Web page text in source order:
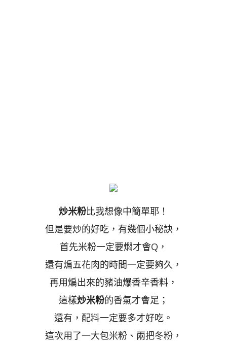
炒米粉比我想像中簡單耶！
但是要炒的好吃，有幾個小秘訣，
首先米粉一定要燜才會Q，
還有煸五花肉的時間一定要夠久，
再用煸出來的豬油爆香辛香料，
這樣炒米粉的香氣才會足；
還有，配料一定要多才好吃。
這次用了一大包米粉、兩把冬粉，